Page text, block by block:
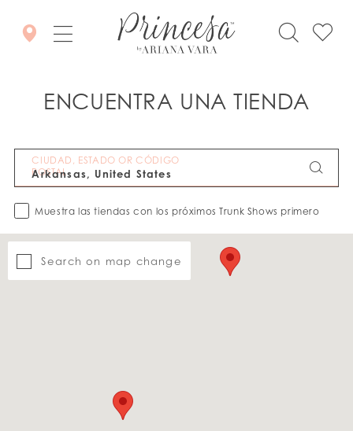
LISTA DE DESEOS
ENCUENTRA UNA TIENDA
CIUDAD, ESTADO OR CÓDIGO
POSTAL
Muestra las tiendas con los próximos Trunk Shows primero
Search on map change